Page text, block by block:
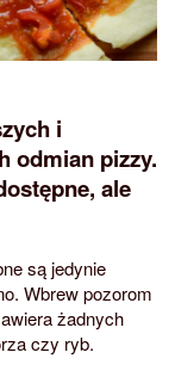
i
odmian pizzy.
ale
są jedynie
Wbrew pozorom
żadnych
czy ryb.